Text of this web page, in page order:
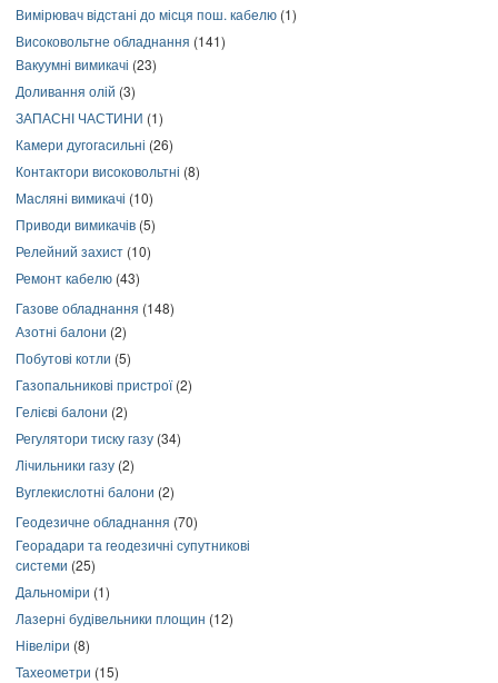
Вимірювач відстані до місця пош. кабелю (1)
Високовольтне обладнання (141)
Вакуумні вимикачі (23)
Доливання олій (3)
ЗАПАСНІ ЧАСТИНИ (1)
Камери дугогасильні (26)
Контактори високовольтні (8)
Масляні вимикачі (10)
Приводи вимикачів (5)
Релейний захист (10)
Ремонт кабелю (43)
Газове обладнання (148)
Азотні балони (2)
Побутові котли (5)
Газопальникові пристрої(2)
Гелієві балони (2)
Регулятори тиску газу (34)
Лічильники газу (2)
Вуглекислотні балони (2)
Геодезичне обладнання (70)
Георадари та геодезичні супутникові
системи (25)
Дальноміри (1)
Лазерні будівельники площин (12)
Нівеліри (8)
Тахеометри (15)